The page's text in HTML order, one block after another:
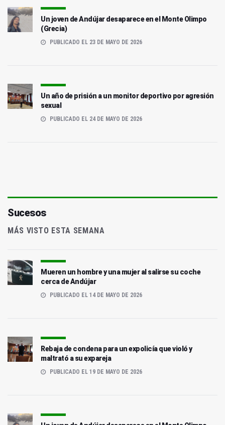
Un joven de Andújar desaparece en el Monte Olimpo
(Grecia)
PUBLICADO EL 23 DE MAYO DE 2026
Un año de prisión a un monitor deportivo por agresión
sexual
PUBLICADO EL 24 DE MAYO DE 2026
Sucesos
MÁS VISTO ESTA SEMANA
Mueren un hombre y una mujer al salirse su coche
cerca de Andújar
PUBLICADO EL 14 DE MAYO DE 2026
Rebaja de condena para un expolicía que violó y
maltrató a su expareja
PUBLICADO EL 19 DE MAYO DE 2026